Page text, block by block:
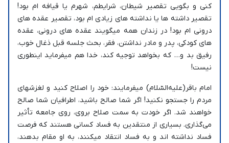
کنی و بگویی تقصیر شیطان، شرایطم، شهرم یا قیافه ام بود!
تقصیر داشته ها یا نداشته های زیادی ام بود، تقصیر عقده های
درونی ام بود! در زندان همه میگویند عقده های درونی، عقده
های کودکی، پدر و مادر نداشتن، فقر، بحث جلسه قبل ذغال خوب،
رفیق بد و… که بخواهد توجیه کند، خدا هم میفرماید اینطوری
نیست!
امام باقر(علیه‌السّلام) میفرمایند: خود را اصلاح کنید و لغزشهای
مردم را جستجو نکنید! اگر شما صالح باشید، اطرافیان شما صالح
خواهند شد. اگر خودت به سمت صلاح بروی، روی جامعه تأثیر
می‌گذاری. بسیاری از منتقدین به فساد کسانی هستند که فرصت
فساد نداشته اند و به فساد انتقاد میکنند، به او مقام بدهند،